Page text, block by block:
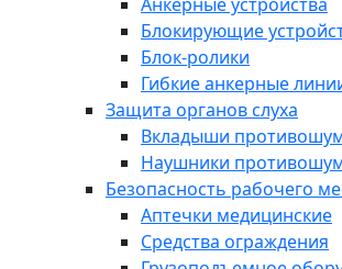
Блокирующие
Блок-ролики
Гибкие анкерные
Защита органов слуха
Вкладыши
Наушники
Безопасность рабочего
Аптечки медицинские
Средства ограждения